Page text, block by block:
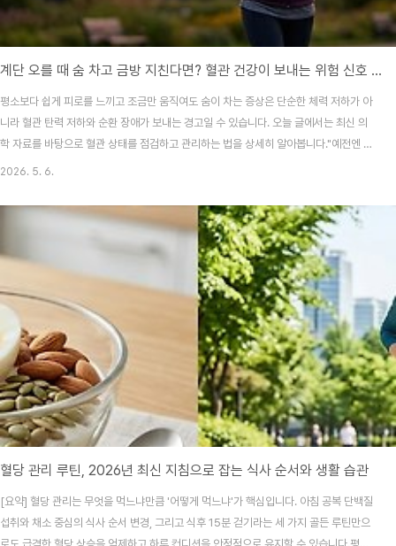
계단 오를 때 숨 차고 금방 지친다면? 혈관 건강이 보내는 위험 신호 3가지
평소보다 쉽게 피로를 느끼고 조금만 움직여도 숨이 차는 증상은 단순한 체력 저하가 아
니라 혈관 탄력 저하와 순환 장애가 보내는 경고일 수 있습니다. 오늘 글에서는 최신 의
학 자료를 바탕으로 혈관 상태를 점검하고 관리하는 법을 상세히 알아봅니다."예전엔 이
정도는 아니었는데, 왜 이렇게 금방 지치지?" 하고 느껴본 적 있으신가요? 헬스장에 가
걷는 일상적인 동작에서 숨이 턱 끝까지 차오른다면 우리 몸의 '고속도로'인 혈관에 정체
가 시작되었다는 뜻일 수 있습니다. 저도 한때는 영양제만 찾았지만, 결국 핵심은 에너지
를 전달하는 혈관의 '탄력'이더라고요. 오늘은 2026년 최신 건강 트렌드와 의학적 근거
를 바탕으로 여러분의 혈관 ..
2026. 5. 6.
혈당 관리 루틴, 2026년 최신 지침으로 잡는 식사 순서와 생활 습관
[요약] 혈당 관리는 무엇을 먹느냐만큼 '어떻게 먹느냐'가 핵심입니다. 아침 공복 단백질
섭취와 채소 중심의 식사 순서 변경, 그리고 식후 15분 걷기라는 세 가지 골든 루틴만으